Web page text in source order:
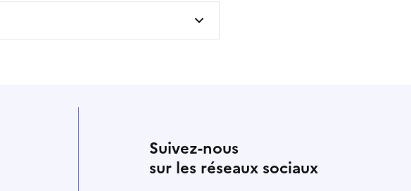
Suivez-nous
sur les réseaux sociaux